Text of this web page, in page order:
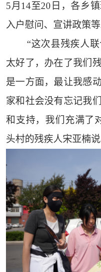
5月14至20日，各乡
入户慰问、宣讲政策等
“这次县残疾人
太好了，办在了我们
是一方面，最让我感
家和社会没有忘记我
和支持，我们充满了
头村的残疾人宋亚楠说